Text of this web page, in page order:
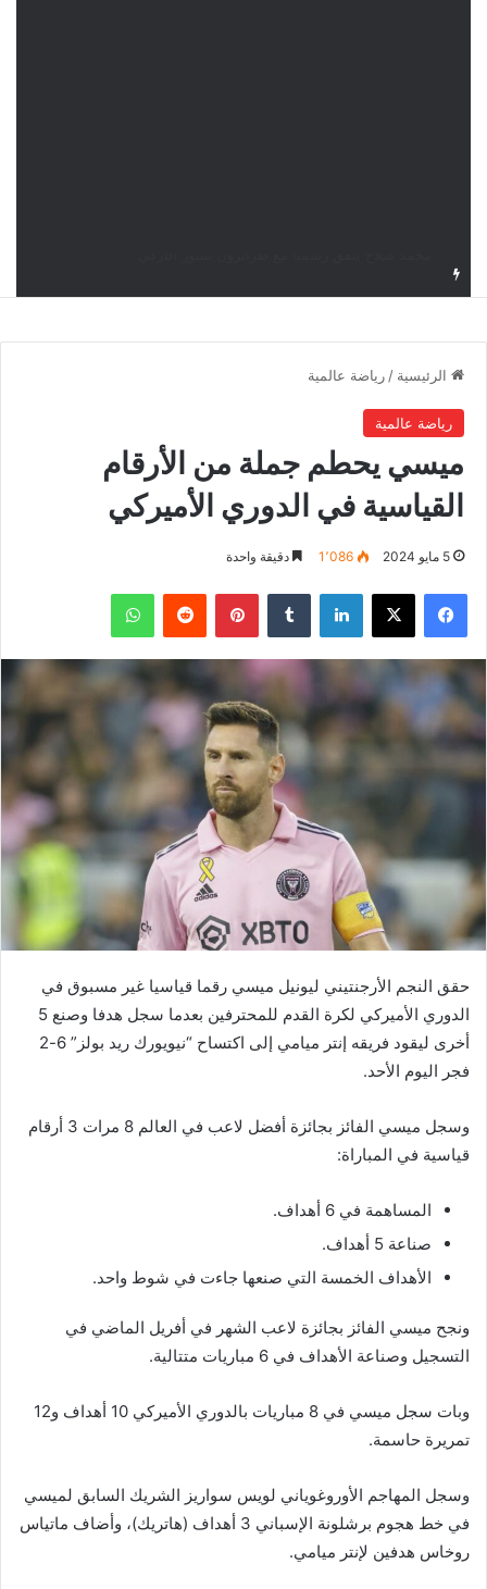
الرئيسية / رياضة عالمية
رياضة عالمية
ميسي يحطم جملة من الأرقام
القياسية في الدوري الأميركي
5 مايو 2024 1٬086 دقيقة واحدة
فيسبوك ‫X لينكدإن بينتيريست واتساب
حقق النجم الأرجنتيني ليونيل ميسي رقما قياسيا غير مسبوق في
الدوري الأميركي لكرة القدم للمحترفين بعدما سجل هدفا وصنع 5
أخرى ليقود فريقه إنتر ميامي إلى اكتساح “نيويورك ريد بولز” 6-2
فجر اليوم الأحد.
وسجل ميسي الفائز بجائزة أفضل لاعب في العالم 8 مرات 3 أرقام
قياسية في المباراة:
المساهمة في 6 أهداف.
صناعة 5 أهداف.
الأهداف الخمسة التي صنعها جاءت في شوط واحد.
ونجح ميسي الفائز بجائزة لاعب الشهر في أفريل الماضي في
التسجيل وصناعة الأهداف في 6 مباريات متتالية.
وبات سجل ميسي في 8 مباريات بالدوري الأميركي 10 أهداف و12
تمريرة حاسمة.
وسجل المهاجم الأوروغوياني لويس سواريز الشريك السابق لميسي
في خط هجوم برشلونة الإسباني 3 أهداف (هاتريك)، وأضاف ماتياس
روخاس هدفين لإنتر ميامي.